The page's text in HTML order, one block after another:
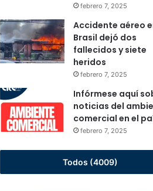
febrero 7, 2025
Accidente aéreo
Brasil dejó dos
fallecidos y siete
heridos
febrero 7, 2025
Infórmese aquí
noticias del
comercial en el
febrero 7, 2025
Todos (4009)